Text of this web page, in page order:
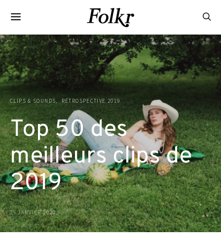
CLIPS & SOUNDS RÉTROSPECTIVE 2019
Top 50 des
meilleurs clips de
2019
25 JANVIER 2020